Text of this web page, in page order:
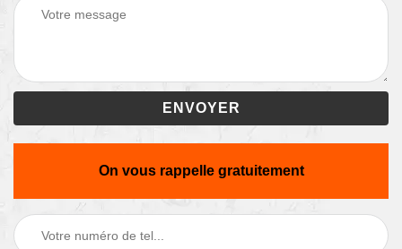
On vous rappelle gratuitement